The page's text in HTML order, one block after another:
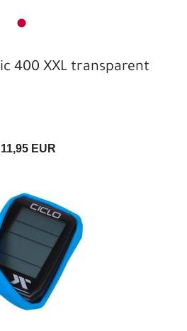
400 XXL transparent
11,95 EUR